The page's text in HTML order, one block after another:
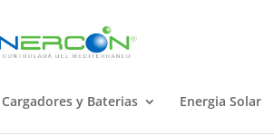
Cargadores y Baterias Energia Solar